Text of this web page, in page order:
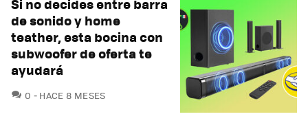
Si no decides entre barra
de sonido y home
teather, esta bocina con
subwoofer de oferta te
ayudará
0 COMENTARIOS
HACE 8 MESES